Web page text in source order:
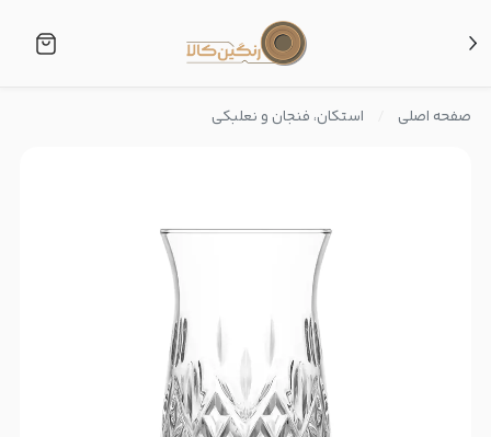
صفحه اصلی استکان، فنجان و نعلبکی